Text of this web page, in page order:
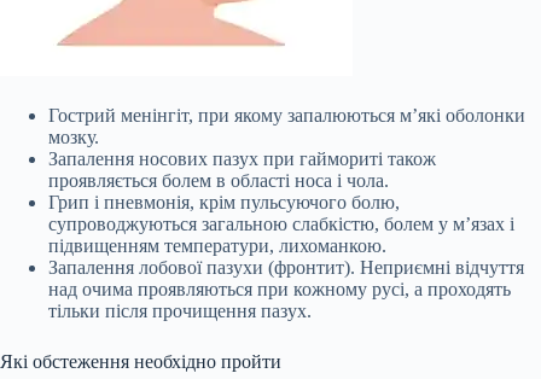
Гострий менінгіт, при якому запалюються м’які оболонки
мозку.
Запалення носових пазух при гаймориті також
проявляється болем в області носа і чола.
Грип і пневмонія, крім пульсуючого болю,
супроводжуються загальною слабкістю, болем у м’язах і
підвищенням температури, лихоманкою.
Запалення лобової пазухи (фронтит). Неприємні відчуття
над очима проявляються при кожному русі, а проходять
тільки після прочищення пазух.
Які обстеження необхідно пройти